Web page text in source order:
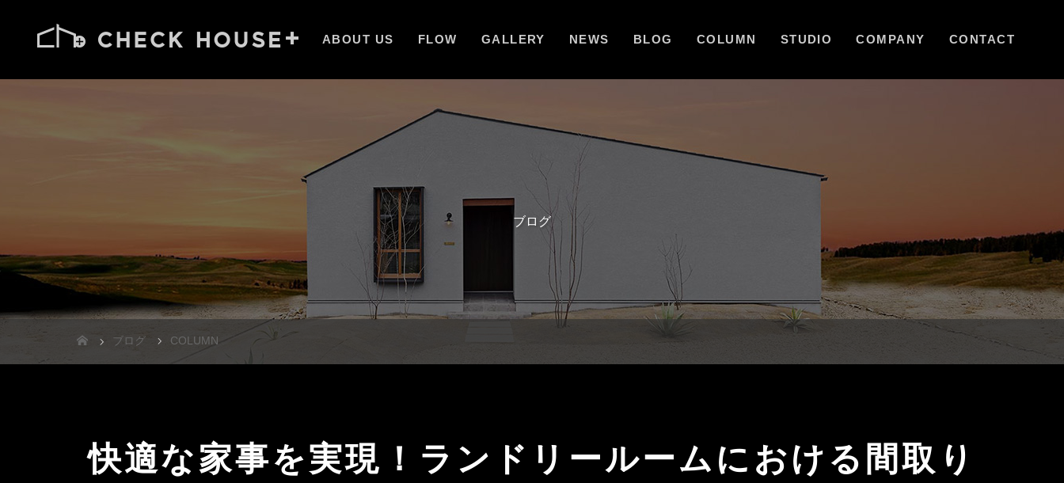
ABOUT US FLOW GALLERY NEWS BLOG COLUMN STUDIO COMPANY CONTACT
ブログ
ブログ COLUMN
快適な家事を実現！ランドリールームにおける間取り